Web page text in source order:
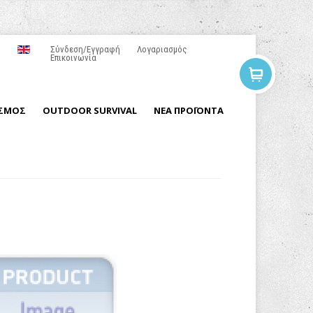
Σύνδεση/Εγγραφή
Λογαριασμός
Επικοινωνία
OUTDOOR SURVIVAL ΝΕΑ ΠΡΟΪΟΝΤΑ